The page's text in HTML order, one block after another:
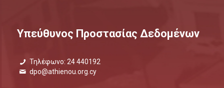
Υπεύθυνος Προστασίας Δεδομένων
Τηλέφωνο: 24 440192
dpo@athienou.org.cy